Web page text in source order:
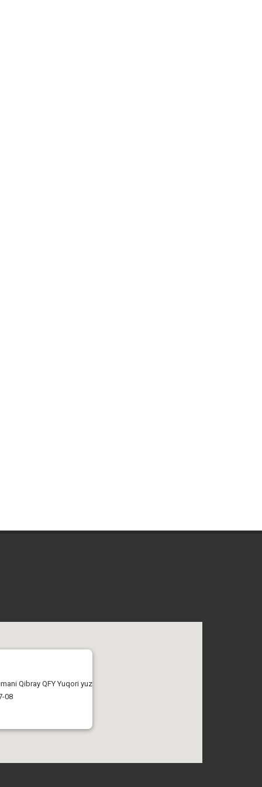
Qibray QFY Yuqori yuz
08